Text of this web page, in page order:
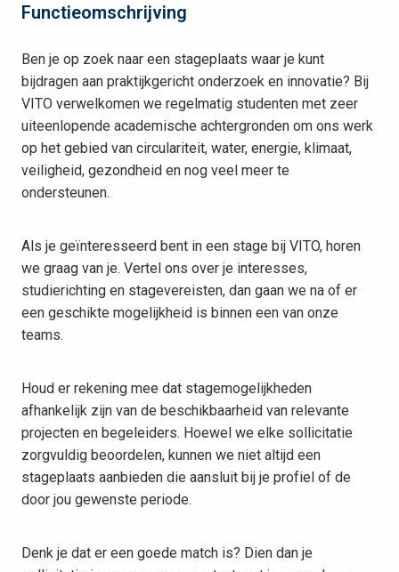
Functieomschrijving
Ben je op zoek naar een stageplaats waar je kunt
bijdragen aan praktijkgericht onderzoek en innovatie? Bij
VITO verwelkomen we regelmatig studenten met zeer
uiteenlopende academische achtergronden om ons werk
op het gebied van circulariteit, water, energie, klimaat,
veiligheid, gezondheid en nog veel meer te
ondersteunen.
Als je geïnteresseerd bent in een stage bij VITO, horen
we graag van je. Vertel ons over je interesses,
studierichting en stagevereisten, dan gaan we na of er
een geschikte mogelijkheid is binnen een van onze
teams.
Houd er rekening mee dat stagemogelijkheden
afhankelijk zijn van de beschikbaarheid van relevante
projecten en begeleiders. Hoewel we elke sollicitatie
zorgvuldig beoordelen, kunnen we niet altijd een
stageplaats aanbieden die aansluit bij je profiel of de
door jou gewenste periode.
Denk je dat er een goede match is? Dien dan je